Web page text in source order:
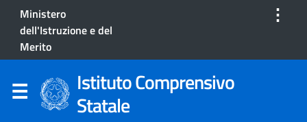
Ministero
dell'Istruzione e del
Merito
⋮
Istituto Comprensivo
Statale